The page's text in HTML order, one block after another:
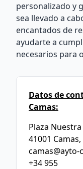
personalizado y
sea llevado a
encantados de
ayudarte a
necesarios para
Datos de
Camas:
Plaza
41001 Camas,
camas@ayto-
+34 955